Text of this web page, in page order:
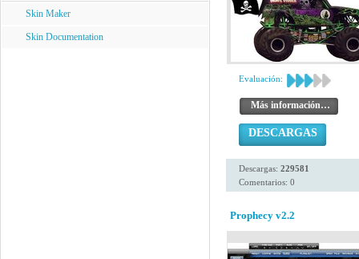
Skin Maker
Skin Documentation
Evaluación:
Más información…
DESCARGAS
Descargas: 229581
Comentarios: 0
Prophecy v2.2